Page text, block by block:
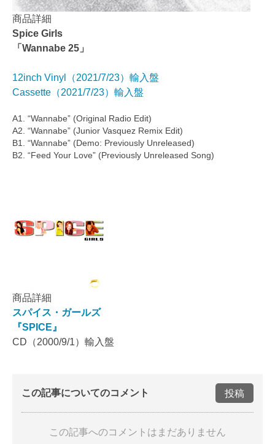
商品詳細
Spice Girls
「Wannabe 25」
12inch Vinyl（2021/7/23）輸入盤
Cassette（2021/7/23）輸入盤
A1. “Wannabe” (Original Radio Edit)
A2. “Wannabe” (Junior Vasquez Remix Edit)
B1. “Wannabe” (Demo: Previously Unreleased)
B2. “Feed Your Love” (Previously Unreleased Song)
商品詳細
スパイス・ガールズ
『SPICE』
CD（2000/9/1）輸入盤
この記事についてのコメント 投稿
この記事へのコメントはまだありません